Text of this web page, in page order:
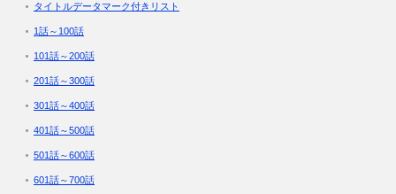
タイトルデータマーク付きリスト
1話～100話
101話～200話
201話～300話
301話～400話
401話～500話
501話～600話
601話～700話